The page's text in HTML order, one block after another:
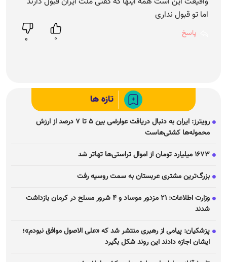
اما تو قبول نداری
پاسخ 0
0
تازه ها
رویترز: ایران به دنبال دریافت عوارضی بین ۵ تا ۷ درصد از ارزش
محموله‌ها کشتی‌هاست
۱۶۷۳ میلیارد تومان از اموال تراستی‌ها تهاتر شد
بزرگ‌ترین مشتری عربستان به سمت روسیه رفت
وزارت اطلاعات: ۲۱ مزدور موساد و ۴ شرور مسلح در کرمان بازداشت
شدند
پزشکیان: پیامی از رهبری منتشر شد که «علی الاصول موافق نبودم»؛
ایشان اجازه دادند این روند شکل بگیرد